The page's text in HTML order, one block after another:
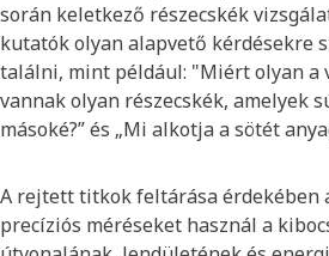
során keletkező részecskék
kutatók olyan alapvető kérdésekre
találni, mint például: "Miért olyan a
vannak olyan részecskék, amelyek
másoké?” és „Mi alkotja a sötét
A rejtett titkok feltárása érdekében
precíziós méréseket használ a